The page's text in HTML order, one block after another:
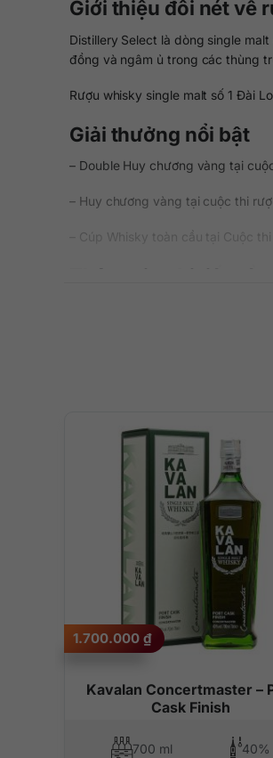
Giới thiệu đôi nét về
Distillery Select là dòng single
đồng và ngâm ủ trong các thùng
Rượu whisky single malt số 1 Đài
Giải thưởng nổi bật
– Double Huy chương vàng tại
– Huy chương vàng tại cuộc thi
– Cúp Whisky toàn cầu tại Cuộc
Màu sắc: Màu hổ phách đậm
Mô tả hương vị rượu
– Hương thơm: Trên mũi ngập
– Hương vị: Hương vị hoàn hảo,
– Hậu vị: Kết thúc rất dài với trái
Kavalan Concertmaster –
Cask Finish
1.700.000 ₫
700 ml 40%